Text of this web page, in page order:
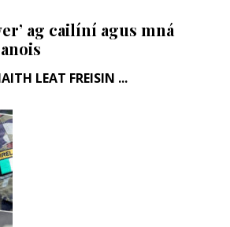
ag cailíní agus mná
LEAT FREISIN ...